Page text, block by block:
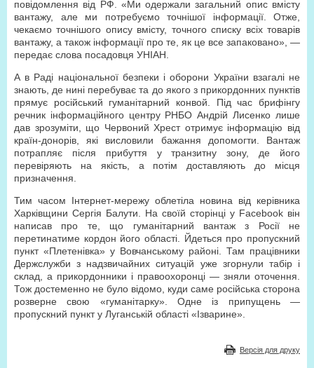
повідомлення від РФ. «Ми одержали загальний опис вмісту
вантажу, але ми потребуємо точнішої інформації. Отже,
чекаємо точнішого опису вмісту, точного списку всіх товарів
вантажу, а також інформації про те, як це все запаковано», —
передає слова посадовця УНІАН.
А в Раді національної безпеки і оборони України взагалі не
знають, де нині перебуває та до якого з прикордонних пунктів
прямує російський гуманітарний конвой. Під час брифінгу
речник інформаційного центру РНБО Андрій Лисенко лише
дав зрозуміти, що Червоний Хрест отримує інформацію від
країн-донорів, які висловили бажання допомогти. Вантаж
потрапляє після прибуття у транзитну зону, де його
перевіряють на якість, а потім доставляють до місця
призначення.
Тим часом Інтернет-мережу облетіла новина від керівника
Харківщини Сергія Балути. На своїй сторінці у Facebook він
написав про те, що гуманітарний вантаж з Росії не
перетинатиме кордон його області. Йдеться про пропускний
пункт «Плетенівка» у Вовчанському районі. Там працівники
Держслужби з надзвичайних ситуацій уже згорнули табір і
склад, а прикордонники і правоохоронці — зняли оточення.
Тож достеменно не було відомо, куди саме російська сторона
розверне свою «гуманітарку». Одне із припущень —
пропускний пункт у Луганській області «Ізварине».
Версія для друку